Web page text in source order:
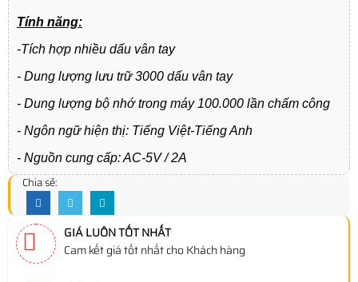
Tính năng:
-Tích hợp nhiều dấu vân tay
- Dung lượng lưu trữ 3000 dấu vân tay
- Dung lượng bộ nhớ trong máy 100.000 lần chấm công
- Ngôn ngữ hiện thị: Tiếng Việt-Tiếng Anh
- Nguồn cung cấp: AC-5V / 2A
Chia sẻ:
GIÁ LUÔN TỐT NHẤT
Cam kết giá tốt nhất cho Khách hàng